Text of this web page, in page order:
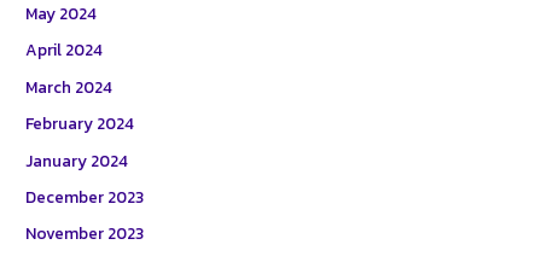
May 2024
April 2024
March 2024
February 2024
January 2024
December 2023
November 2023